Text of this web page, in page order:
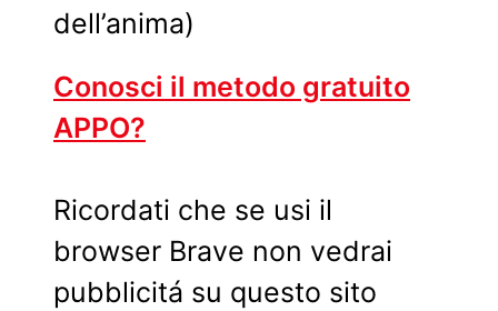
dell’anima)
Conosci il metodo gratuito
APPO?
Ricordati che se usi il
browser Brave non vedrai
pubblicitá su questo sito